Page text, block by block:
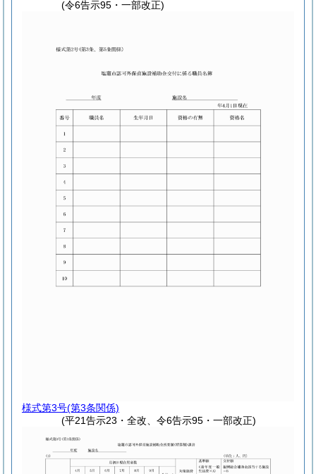
(令6告示95・一部改正)
様式第3号(第3条関係)
(平21告示23・全改、令6告示95・一部改正)